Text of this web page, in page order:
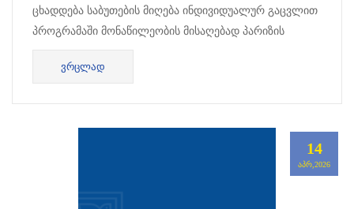
ცხადდება საბუთების მიღება ინდივიდუალურ გაცვლით
პროგრამაში მონაწილეობის მისაღებად პარიზის
კათოლიკურ ინსტიტუტში. პროექტის თანახმად,
საბაუნის...
ᲕᲠᲪᲚᲐᲓ
14
ᲐᲞᲠ,2026